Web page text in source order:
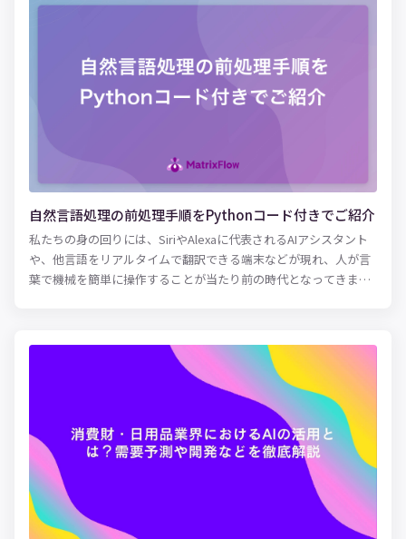
マートフォンには音声アシスタント機能が搭載されています。文
性は高いでしょう。 AIや機械学習のマーケットは飛躍的な成長を
遂げており、生活や仕事において活躍する機会が増えています。
つまり今後のマーケティングにおいては、機械学習をいかに活用
マーケターの仕事がどのように変化していくのか、押さえておき
たい方はぜひ参考にしてみてください。
自然言語処理の前処理手順をPythonコード付きでご紹介
私たちの身の回りには、SiriやAlexaに代表されるAIアシスタント
や、他言語をリアルタイムで翻訳できる端末などが現れ、人が言
葉で機械を簡単に操作することが当たり前の時代となってきまし
Pythonを活用した自然言語処理の前処理を行う方法を紹介しま